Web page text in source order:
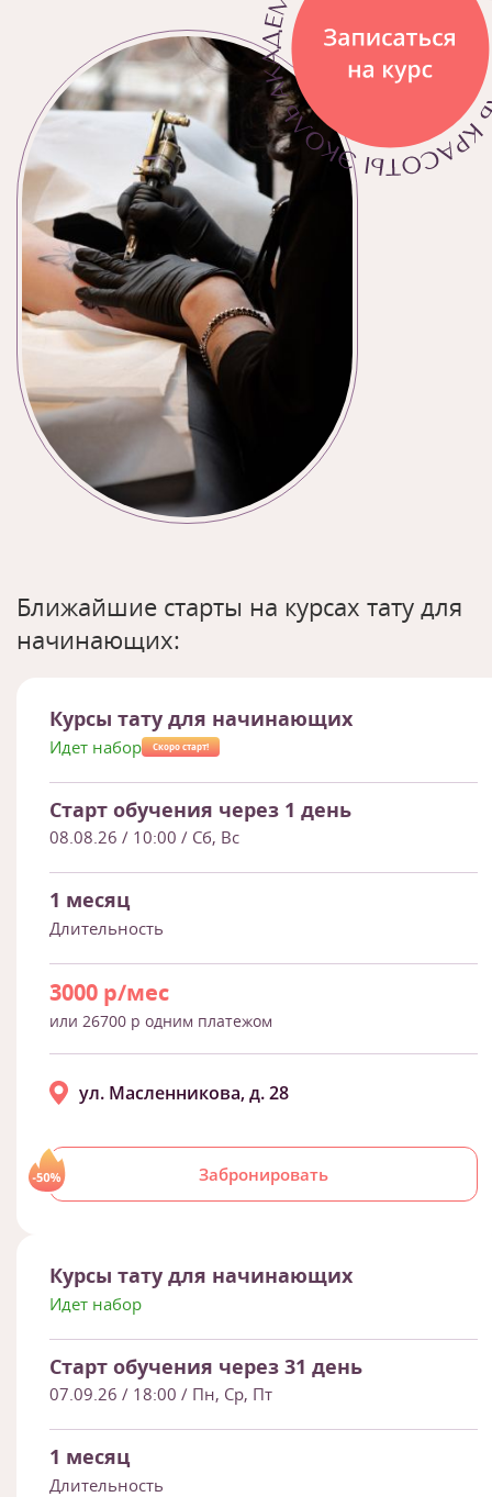
Ближайшие старты на курсах тату для
начинающих:
Курсы тату для начинающих
Идет набор Скоро старт!
Старт обучения через 1 день
08.08.26 / 10:00 / Сб, Вс
1 месяц
Длительность
3000 р/мес
или 26700 р одним платежом
Забронировать
ул. Масленникова, д. 28
Курсы тату для начинающих
Идет набор
Старт обучения через 31 день
07.09.26 / 18:00 / Пн, Ср, Пт
1 месяц
Длительность